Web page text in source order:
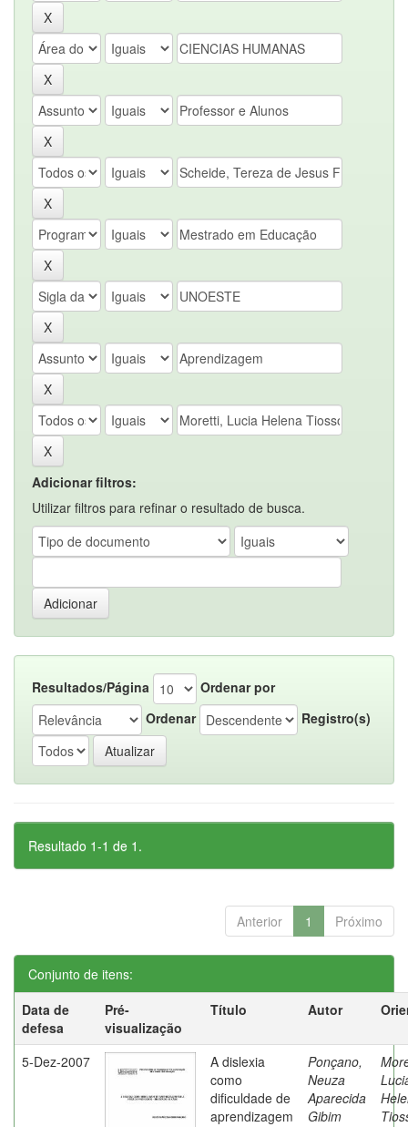
Adicionar filtros:
Utilizar filtros para refinar o resultado de busca.
Resultados/Página
Ordenar por
Ordenar
Registro(s)
Resultado 1-1 de 1.
Anterior 1 Próximo
Conjunto de itens:
Data de
defesa
Pré-
visualização
Título Autor
5-Dez-2007
A dislexia
como
dificuldade de
aprendizagem
Ponçano,
Neuza
Aparecida
Gibim